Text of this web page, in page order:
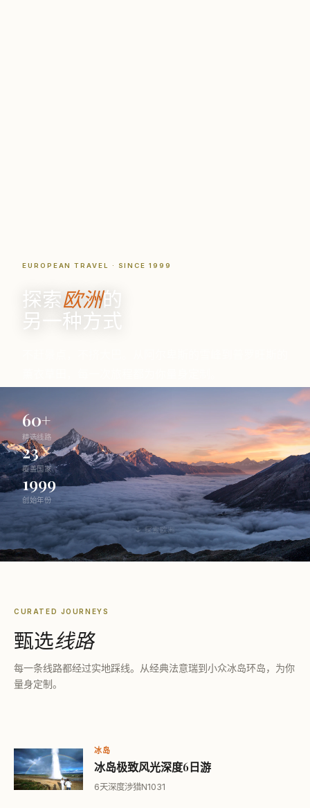
EUROPEAN TRAVEL · SINCE 1999
探索欧洲的
另一种方式
60+
精选线路
23
覆盖国家
1999
创始年份
↓ 探索欧洲
CURATED JOURNEYS
甄选线路
每一条线路都经过实地踩线。从经典法意瑞到小众冰岛环岛，为你
量身定制。
冰岛
冰岛极致风光深度6日游
6天深度涉猎N1031